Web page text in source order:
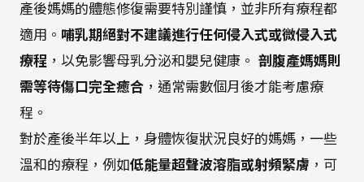
產後媽媽的體態修復需要特別謹慎，並非所有療程都
適用。 哺乳期絕對不建議進行任何侵入式或微侵入式
療程 ，以免影響母乳分泌和嬰兒健康。 剖腹產媽媽則
需等待傷口完全癒合 ，通常需數個月後才能考慮療
程。
對於產後半年以上，身體恢復狀況良好的媽媽，一些
溫和的療程，例如低能量超聲波溶脂或射頻緊膚 ，可